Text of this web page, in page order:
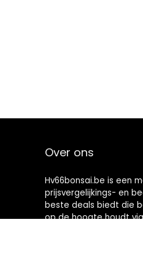
Over ons
Hv66bonsai.be is een
prijsvergelijkings- en
beste deals biedt die
op de hoogte houdt